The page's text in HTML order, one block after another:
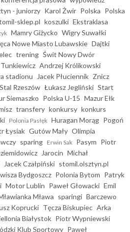
- juniorzy Karol Żwir Polska Polska
sklep.pl koszulki Ekstraklasa
Mamry Giżycko Wigry Suwałki
Nowe Miasto Lubawskie Dajtki
trening Świt Nowy Dwór
Andrzej Królikowski
stadionu Jacek Płuciennik Znicz
Stal Rzeszów Łukasz Jegliński Start
Siemaszko Polska U-15 Mazur Ełk
transfery konkursy konkurs
Polonia Pasłęk Huragan Morąg Pogoń
Łysiak Gutów Mały Olimpia
sparing Erwin Sak Pasym Piotr
Jarocin Michał
Jacek Czałpiński stomil.olsztyn.pl
Bydgoszcz Polonia Bytom Patryk
Motor Lublin Paweł Głowacki Emil
Mława sparingi Barczewo
Koprucki Tęcza Biskupiec Arka
Białystok Piotr Wypniewski
Klub Sportowy Paweł